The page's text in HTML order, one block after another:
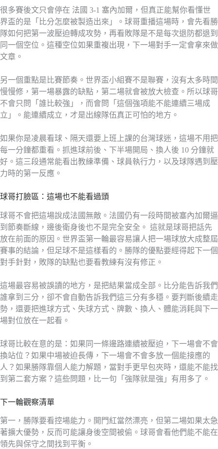
很多賽後文只會停在 法國 3-1 塞內加爾，但真正能幫你看懂世
界盃的是「比分怎麼被製造出來」。球哥重播這場時，會先看勝
隊如何把第一波壓迫轉成攻勢，再看敗隊是不是每次退防都退到
同一個空位。這種空位如果重複出現，下一場對手一定會拿來做
文章。
另一個重點是比賽節奏。世界盃小組賽不是聯賽，沒有太多時間
慢慢修，第一場暴露的缺點，第二場就會被放大檢查。所以球哥
不會只問「誰比較強」，而會問「這個強項能不能連續三場成
立」。能連續成立，才是出線隊伍真正可怕的地方。
如果你是凌晨看球、隔天還要上班上課的台灣球迷，這場不用把
每一分鐘都重看。抓進球前後、下半場開局、換人後 10 分鐘就
好。這三段通常能看出教練準備、球員執行力，以及球隊遇到壓
力時的第一反應。
球哥打臉區：這場也不能看過頭
球哥不會把這場說成法國無敵。法國仍有一段時間被塞內加爾逼
到節奏斷線，邊後衛身後也不是完全安全。 這就是球哥把話先
放在前面的原因。世界盃第一輪最容易讓人把一場球放大成整屆
賽事的結論，但足球不是這樣看的。勝隊的優點要經得起下一個
對手針對，敗隊的缺點也要看教練有沒有修正。
這場最容易被誤讀的地方，是把結果當成全部。比分能告訴我們
誰拿到三分，卻不會自動告訴我們這三分有多穩。要判斷後續走
勢，還要把進球方式、失球方式、牌數、換人、體能消耗與下一
場對位放在一起看。
球哥比較在意的是：如果同一條邊路連續被壓迫，下一場會不會
換站位？如果中場被迫長傳，下一場會不會多放一個能接應的
人？如果勝隊靠個人能力解題，當對手更早包夾時，還能不能找
到第二套方案？這些問題，比一句「強隊就是強」有用多了。
下一輪觀察清單
第一，勝隊要看控場能力。開門紅當然漂亮，但第二場如果太急
著擴大優勢，反而可能讓身後空間被偷。球哥會看他們能不能在
領先與保守之間找到平衡。